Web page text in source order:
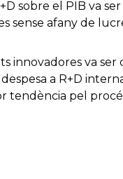
sobre el PIB va ser
sense afany de
innovadores va ser
a R+D
tendència pel